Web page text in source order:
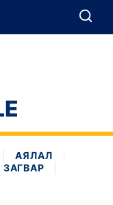
Цуцлах
АЯЛАЛ
ЗАГВАР